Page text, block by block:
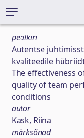
pealkiri
Autentse
kvaliteedile
The effectiveness
quality of team
conditions
autor
Kask, Riina
märksõnad